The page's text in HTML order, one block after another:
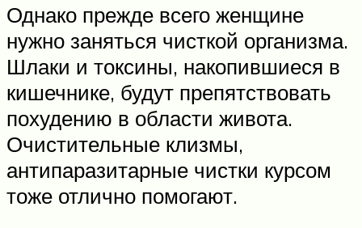
Однако прежде всего женщине
нужно заняться чисткой организма.
Шлаки и токсины, накопившиеся в
кишечнике, будут препятствовать
похудению в области живота.
Очистительные клизмы,
антипаразитарные чистки курсом
тоже отлично помогают.